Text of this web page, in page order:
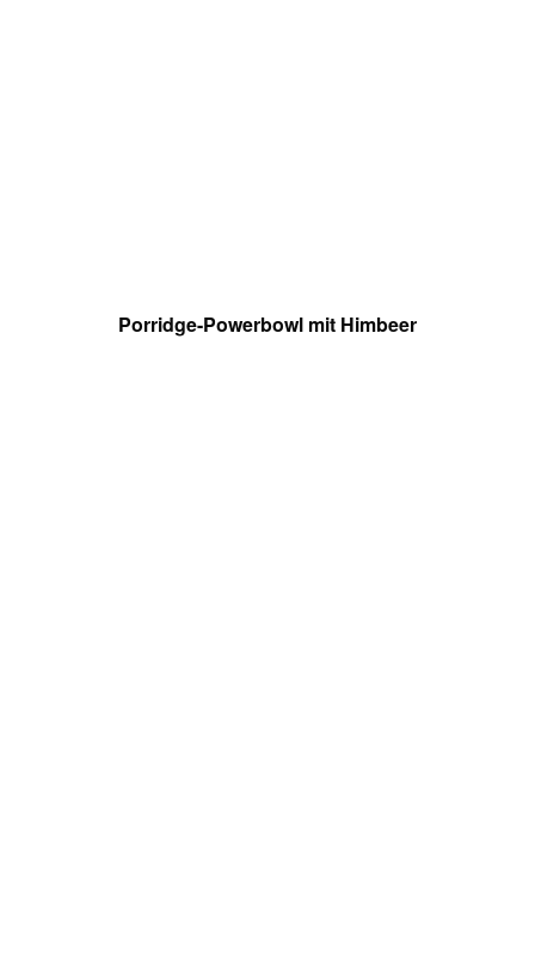
Porridge-Powerbowl mit Himbeer